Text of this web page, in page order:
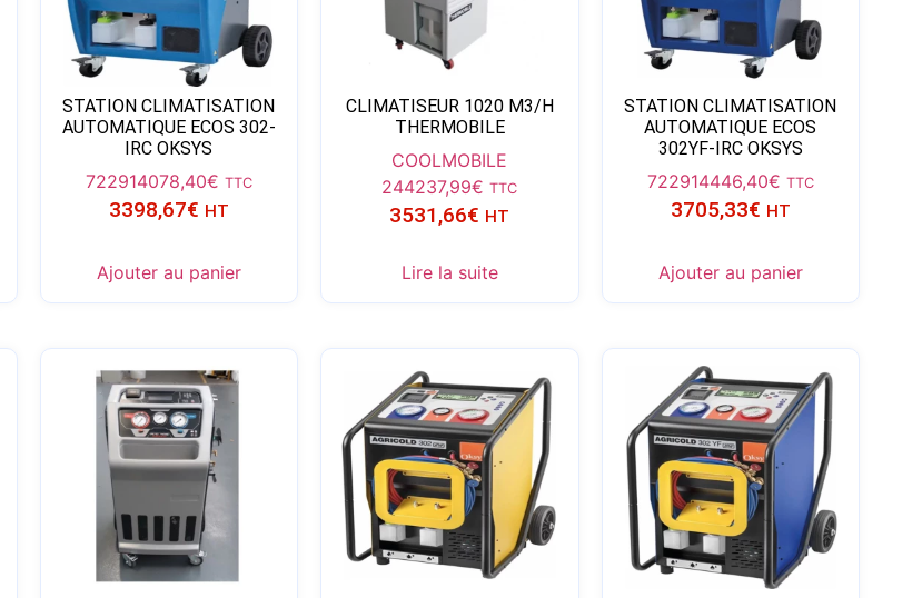
STATION CLIMATISATION
AUTOMATIQUE ECOS 302-
IRC OKSYS
722914078,40€ TTC
3398,67€ HT
Ajouter au panier
CLIMATISEUR 1020 M3/H
THERMOBILE
COOLMOBILE
244237,99€ TTC
3531,66€ HT
Lire la suite
STATION CLIMATISATION
AUTOMATIQUE ECOS
302YF-IRC OKSYS
722914446,40€ TTC
3705,33€ HT
Ajouter au panier